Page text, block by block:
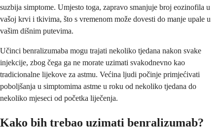
suzbija simptome. Umjesto toga, zapravo smanjuje broj eozinofila u
vašoj krvi i tkivima, što s vremenom može dovesti do manje upale u
vašim dišnim putevima.
Učinci benralizumaba mogu trajati nekoliko tjedana nakon svake
injekcije, zbog čega ga ne morate uzimati svakodnevno kao
tradicionalne lijekove za astmu. Većina ljudi počinje primjećivati
poboljšanja u simptomima astme u roku od nekoliko tjedana do
nekoliko mjeseci od početka liječenja.
Kako bih trebao uzimati benralizumab?